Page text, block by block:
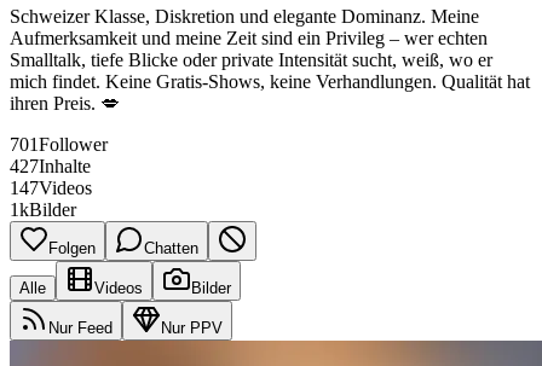
Schweizer Klasse, Diskretion und elegante Dominanz. Meine
Aufmerksamkeit und meine Zeit sind ein Privileg – wer echten
Smalltalk, tiefe Blicke oder private Intensität sucht, weiß, wo er
mich findet. Keine Gratis-Shows, keine Verhandlungen. Qualität hat
ihren Preis. 💋
701Follower
427Inhalte
147Videos
1kBilder
Folgen Chatten
Alle Videos Bilder
Nur Feed Nur PPV